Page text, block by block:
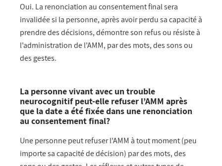
Oui. La renonciation au consentement final sera
invalidée si la personne, après avoir perdu sa capacité à
prendre des décisions, démontre son refus ou résiste à
l’administration de l’AMM, par des mots, des sons ou
des gestes.
La personne vivant avec un trouble
neurocognitif peut-elle refuser l’AMM après
que la date a été fixée dans une renonciation
au consentement final?
Une personne peut refuser l’AMM à tout moment (peu
importe sa capacité de décision) par des mots, des